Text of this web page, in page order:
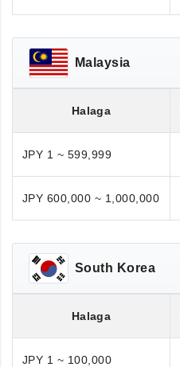
Malaysia
Halaga
JPY 1 ~ 599,999
JPY 600,000 ~ 1,000,000
South Korea
Halaga
JPY 1 ~ 100,000